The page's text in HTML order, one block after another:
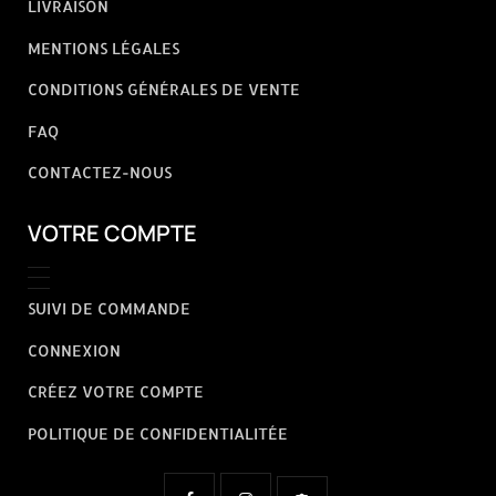
LIVRAISON
MENTIONS LÉGALES
CONDITIONS GÉNÉRALES DE VENTE
FAQ
CONTACTEZ-NOUS
VOTRE COMPTE
SUIVI DE COMMANDE
CONNEXION
CRÉEZ VOTRE COMPTE
POLITIQUE DE CONFIDENTIALITÉE